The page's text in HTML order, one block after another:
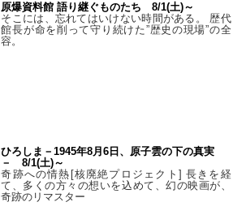
原爆資料館 語り継ぐものたち 8/1(土)～
そこには、忘れてはいけない時間がある。 歴代
館長が命を削って守り続けた”歴史の現場”の全
容。
ひろしま－1945年8月6日、原子雲の下の真実
－ 8/1(土)～
奇跡への情熱[核廃絶プロジェクト] 長きを経
て、多くの方々の想いを込めて、幻の映画が、
奇跡のリマスター